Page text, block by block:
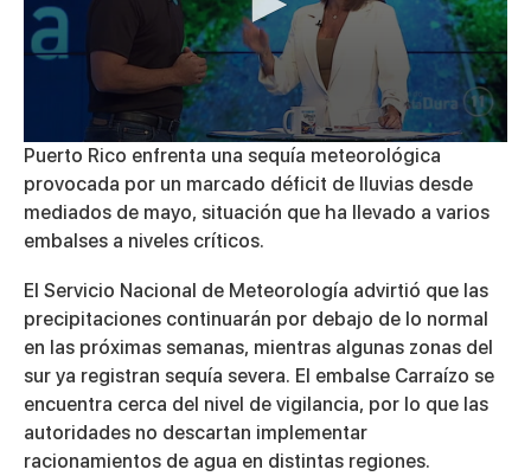
0
of
6
11
Puerto Rico enfrenta una sequía meteorológica
provocada por un marcado déficit de lluvias desde
mediados de mayo, situación que ha llevado a varios
embalses a niveles críticos.
El Servicio Nacional de Meteorología advirtió que las
precipitaciones continuarán por debajo de lo normal
en las próximas semanas, mientras algunas zonas del
sur ya registran sequía severa. El embalse Carraízo se
encuentra cerca del nivel de vigilancia, por lo que las
autoridades no descartan implementar
racionamientos de agua en distintas regiones.